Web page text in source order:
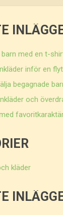
med en t-
inför en
begagnade
och
kläder